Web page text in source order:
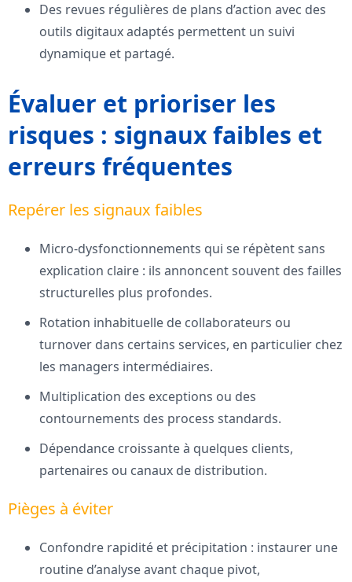
Des revues régulières de plans d’action avec des
outils digitaux adaptés permettent un suivi
dynamique et partagé.
Évaluer et prioriser les
risques : signaux faibles et
erreurs fréquentes
Repérer les signaux faibles
Micro-dysfonctionnements qui se répètent sans
explication claire : ils annoncent souvent des failles
structurelles plus profondes.
Rotation inhabituelle de collaborateurs ou
turnover dans certains services, en particulier chez
les managers intermédiaires.
Multiplication des exceptions ou des
contournements des process standards.
Dépendance croissante à quelques clients,
partenaires ou canaux de distribution.
Pièges à éviter
Confondre rapidité et précipitation : instaurer une
routine d’analyse avant chaque pivot,